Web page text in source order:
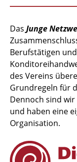
Das Junge
Berufstätigen
des Vereins
Grundregeln für
Dennoch sind
und haben eine
Organisation.